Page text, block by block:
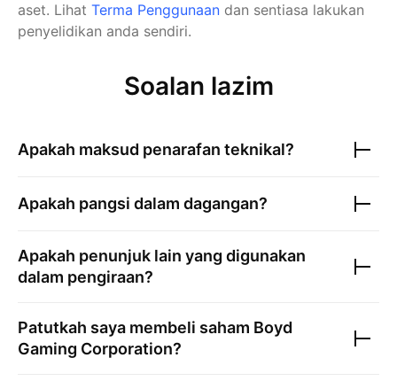
aset. Lihat Terma Penggunaan dan sentiasa lakukan
penyelidikan anda sendiri.
Soalan lazim
Apakah maksud penarafan teknikal?
Apakah pangsi dalam dagangan?
Apakah penunjuk lain yang digunakan
dalam pengiraan?
Patutkah saya membeli saham Boyd
Gaming Corporation?